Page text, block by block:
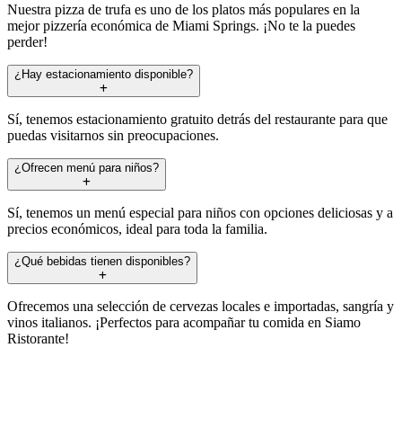
Nuestra pizza de trufa es uno de los platos más populares en la
mejor pizzería económica de Miami Springs. ¡No te la puedes
perder!
¿Hay estacionamiento disponible?
Sí, tenemos estacionamiento gratuito detrás del restaurante para que
puedas visitarnos sin preocupaciones.
¿Ofrecen menú para niños?
Sí, tenemos un menú especial para niños con opciones deliciosas y a
precios económicos, ideal para toda la familia.
¿Qué bebidas tienen disponibles?
Ofrecemos una selección de cervezas locales e importadas, sangría y
vinos italianos. ¡Perfectos para acompañar tu comida en Siamo
Ristorante!